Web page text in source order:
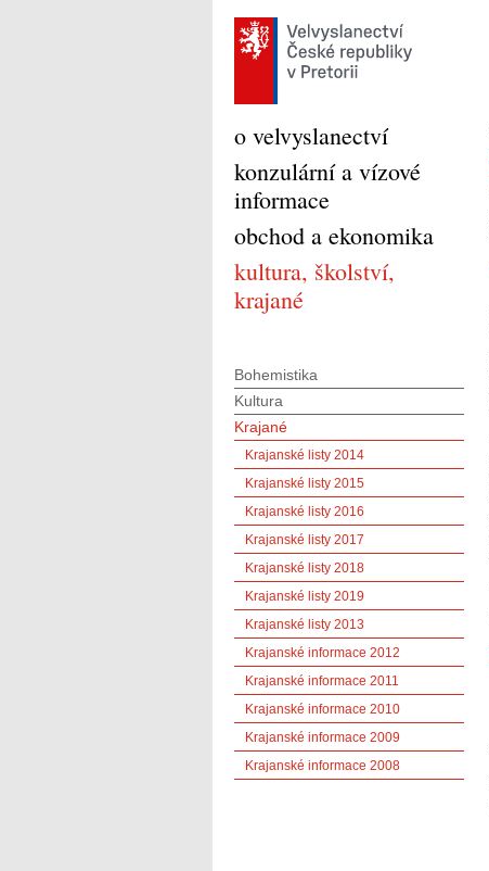
o velvyslanectví
konzulární a vízové
informace
obchod a ekonomika
kultura, školství,
krajané
Bohemistika
Kultura
Krajané
Krajanské listy 2014
Krajanské listy 2015
Krajanské listy 2016
Krajanské listy 2017
Krajanské listy 2018
Krajanské listy 2019
Krajanské listy 2013
Krajanské informace 2012
Krajanské informace 2011
Krajanské informace 2010
Krajanské informace 2009
Krajanské informace 2008